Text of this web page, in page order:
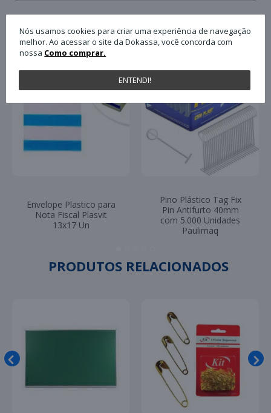
QUEM COMPROU ESTE PRODUTO,
Envelope Plastico para
Nota Fiscal Plasvit
13x17 Un
Pino Plástico Tag Fix
Pin Antifurto 40mm
com 5.000 Unidades
Paulimaq
PRODUTOS RELACIONADOS
Nós usamos cookies para criar uma experiência de navegação
melhor. Ao acessar o site da Dokassa, você concorda com
nossa Como comprar.
ENTENDI!